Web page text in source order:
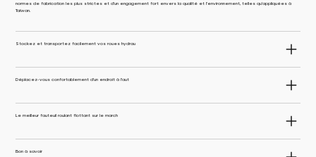
normes de fabrication les plus strictes et d’un engagement fort envers la qualité et l’environnement, telles qu’appliquées à
Taïwan.
Stockez et transportez facilement vos roues hydrau
Déplacez-vous confortablement d'un endroit à l'aut
Le meilleur fauteuil roulant flottant sur le march
Bon à savoir